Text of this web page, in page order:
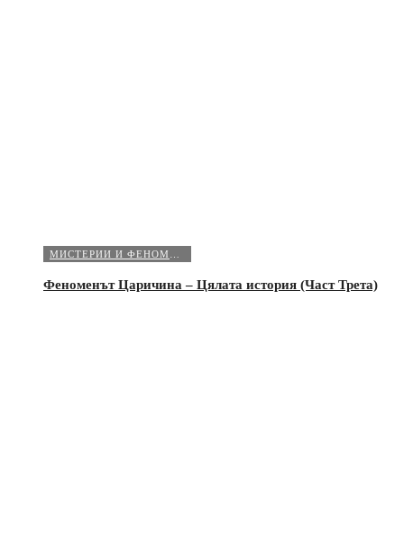
Феноменът Царичина – Цялата история (Част Трета)